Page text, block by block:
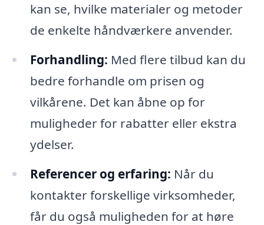
kan se, hvilke materialer og metoder
de enkelte håndværkere anvender.
Forhandling: Med flere tilbud kan du
bedre forhandle om prisen og
vilkårene. Det kan åbne op for
muligheder for rabatter eller ekstra
ydelser.
Referencer og erfaring: Når du
kontakter forskellige virksomheder,
får du også muligheden for at høre